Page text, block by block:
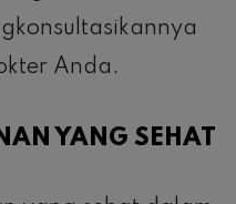
Anda.
YANG SEHAT